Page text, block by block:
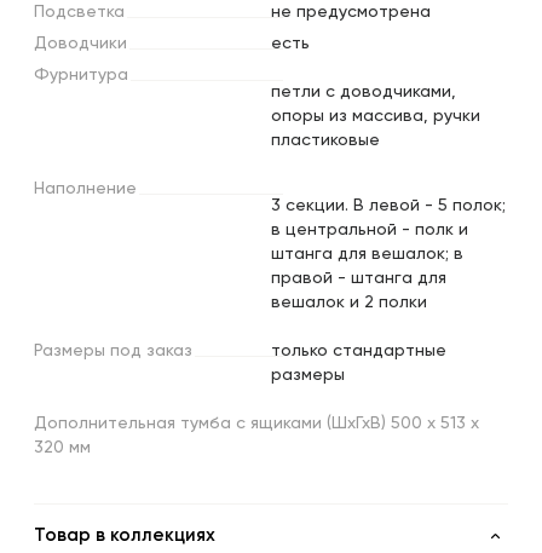
Подсветка
не предусмотрена
Доводчики
есть
Фурнитура
петли с доводчиками,
опоры из массива, ручки
пластиковые
Наполнение
3 секции. В левой - 5 полок;
в центральной - полк и
штанга для вешалок; в
правой - штанга для
вешалок и 2 полки
Размеры под заказ
только стандартные
размеры
Дополнительная тумба с ящиками (ШхГхВ) 500 х 513 х
320 мм
Товар в коллекциях